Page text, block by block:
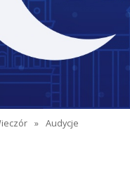
» Audycje